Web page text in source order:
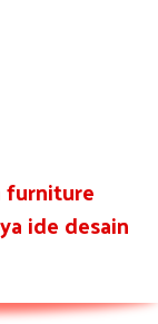
furniture
ide desain